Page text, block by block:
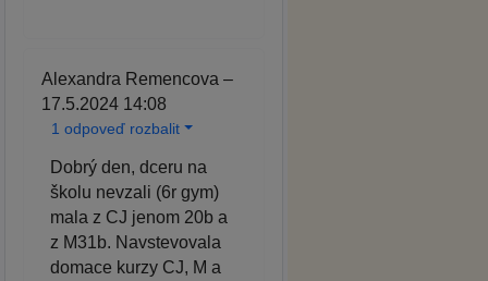
Alexandra Remencova –
17.5.2024 14:08
1 odpoveď rozbalit
Dobrý den, dceru na
školu nevzali (6r gym)
mala z CJ jenom 20b a
z M31b. Navstevovala
domace kurzy CJ, M a